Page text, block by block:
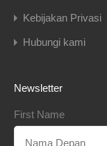
Kebijakan Privasi
Hubungi kami
Newsletter
First Name